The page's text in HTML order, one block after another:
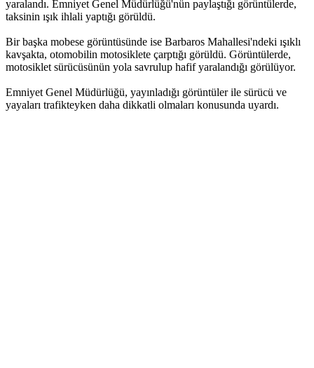
yaralandı. Emniyet Genel Müdürlüğü'nün paylaştığı görüntülerde,
taksinin ışık ihlali yaptığı görüldü.
Bir başka mobese görüntüsünde ise Barbaros Mahallesi'ndeki ışıklı
kavşakta, otomobilin motosiklete çarptığı görüldü. Görüntülerde,
motosiklet sürücüsünün yola savrulup hafif yaralandığı görülüyor.
Emniyet Genel Müdürlüğü, yayınladığı görüntüler ile sürücü ve
yayaları trafikteyken daha dikkatli olmaları konusunda uyardı.